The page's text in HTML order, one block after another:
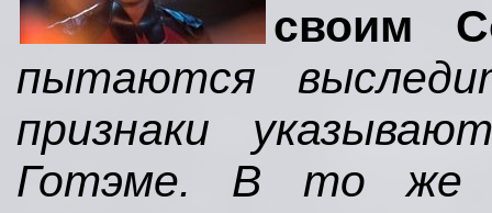
своим
пытаются
признаки
Готэме. В то же